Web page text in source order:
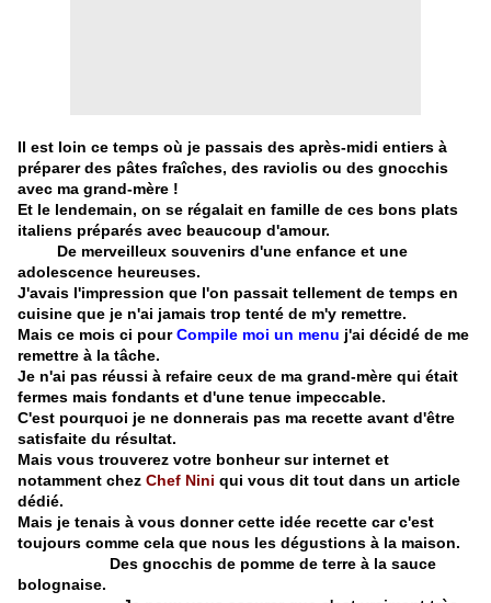
Il est loin ce temps où je passais des après-midi entiers à
préparer des pâtes fraîches, des raviolis ou des gnocchis
avec ma grand-mère !
Et le lendemain, on se régalait en famille de ces bons plats
italiens préparés avec beaucoup d'amour.
De merveilleux souvenirs d'une enfance et une
adolescence heureuses.
J'avais l'impression que l'on passait tellement de temps en
cuisine que je n'ai jamais trop tenté de m'y remettre.
Mais ce mois ci pourCompile moi un menu j'ai décidé de me
remettre à la tâche.
Je n'ai pas réussi à refaire ceux de ma grand-mère qui était
fermes mais fondants et d'une tenue impeccable.
C'est pourquoi je ne donnerais pas ma recette avant d'être
satisfaite du résultat.
Mais vous trouverez votre bonheur sur internet et
notamment chez Chef Nini qui vous dit tout dans un article
dédié.
Mais je tenais à vous donner cette idée recette car c'est
toujours comme cela que nous les dégustions à la maison.
Des gnocchis de pomme de terre à la sauce
bolognaise.